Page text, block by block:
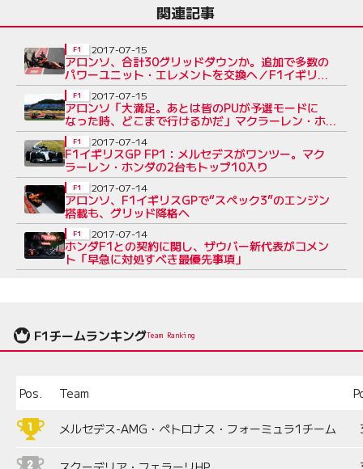
関連記事
アロンソ、合計30グリッドダウンか。追加で多数の
パワーユニット・エレメントを交換へ／F1イギリス
GP
F1 2017-07-15
アロンソ「大満足。あとは皆のPUが予選モードに
なった時、どこまで行けるかだ」マクラーレン・ホン
ダF1
F1 2017-07-15
F1イギリスGP FP1：メルセデスがワンツー。マク
ラーレン・ホンダの2台もトップ10入り
F1 2017-07-14
アロンソ、F1イギリスGPで“スペック3”のエンジン
搭載も、グリッド降格へ
F1 2017-07-14
ホンダF1との契約に関し、ザウバー新代表がコメン
ト「早急に対処すべき最優先事項」
F1 2017-07-14
F1チームランキングTeam Ranking
Pos. Team
メルセデス-AMG・ペトロナス・フォーミュラ1チーム